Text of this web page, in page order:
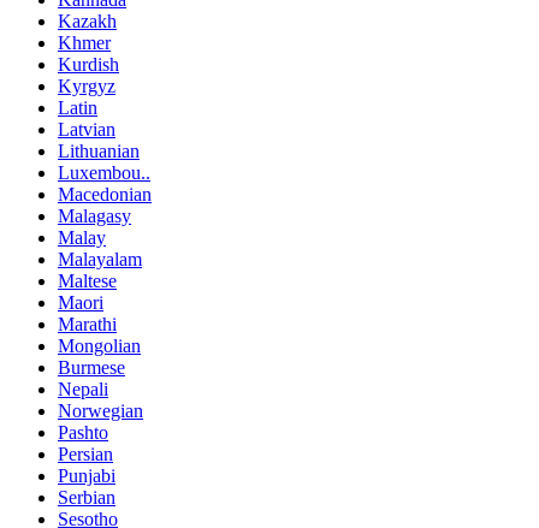
Kazakh
Khmer
Kurdish
Kyrgyz
Latin
Latvian
Lithuanian
Luxembou..
Macedonian
Malagasy
Malay
Malayalam
Maltese
Maori
Marathi
Mongolian
Burmese
Nepali
Norwegian
Pashto
Persian
Punjabi
Serbian
Sesotho